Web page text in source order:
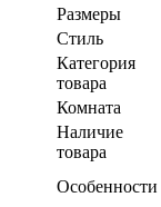
Размеры
Стиль
Категория
товара
Комната
Наличие
товара
Особенности